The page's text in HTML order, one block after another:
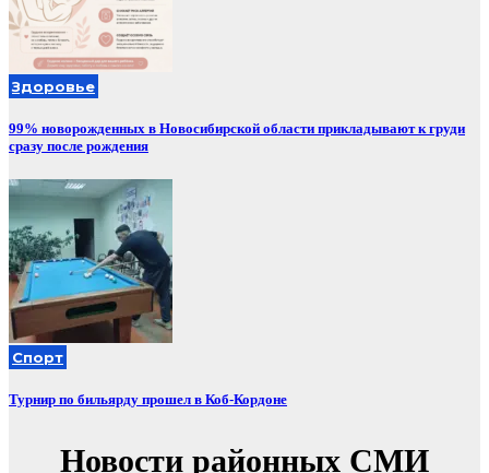
Здоровье
99% новорожденных в Новосибирской области прикладывают к груди
сразу после рождения
Спорт
Турнир по бильярду прошел в Коб-Кордоне